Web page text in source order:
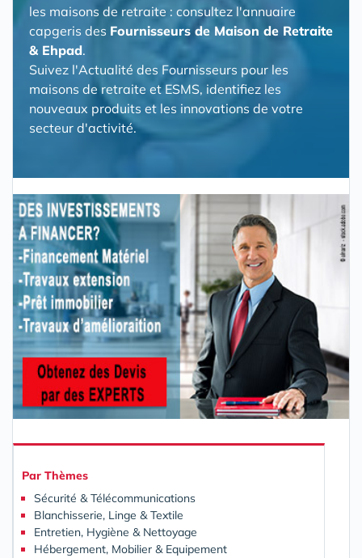
les maisons de retraite : consultez l'annuaire
capgeris des Fournisseurs de Maison de Retraite
& Ehpad.
Suivez l'Actualité des Fournisseurs pour les
maisons de retraite et ESMS, identifiez les
nouveaux produits et les innovations de votre
secteur d'activité.
Par Thèmes
Sécurité & Télécommunications
Blanchisserie, Linge & Textile
Entretien, Hygiène & Nettoyage
Hébergement, Mobilier & Equipement